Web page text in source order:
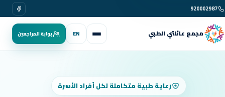
920002987 فيسبوك
مجمع عائلتي الطبي EN بوابة المراجعين
رعاية طبية متكاملة لكل أفراد الأسرة